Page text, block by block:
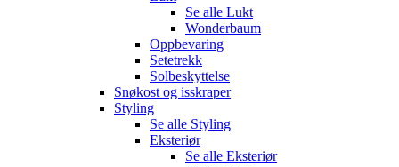
Se alle Lukt
Wonderbaum
Oppbevaring
Setetrekk
Solbeskyttelse
Snøkost og isskraper
Styling
Se alle Styling
Eksteriør
Se alle Eksteriør